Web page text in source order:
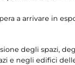
a arrivare in
degli spazi,
e negli edifici